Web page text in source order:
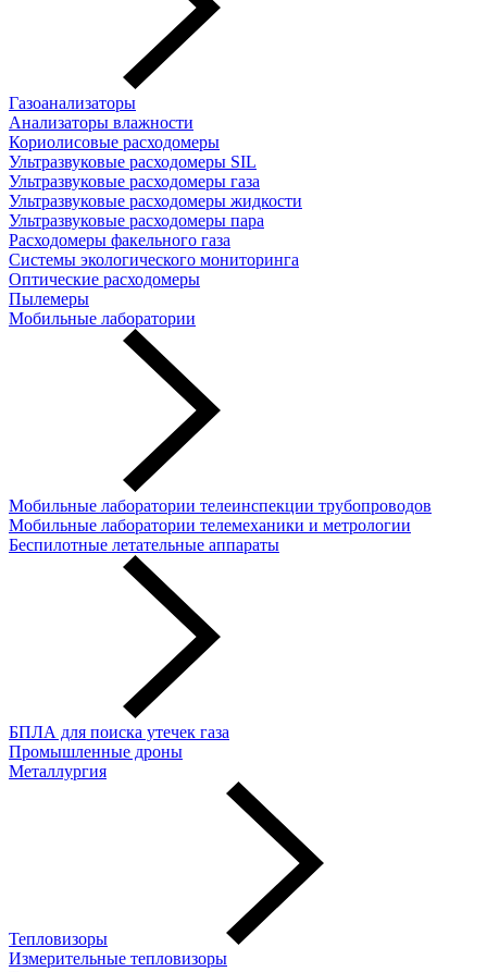
Газоанализаторы
Анализаторы влажности
Кориолисовые расходомеры
Ультразвуковые расходомеры SIL
Ультразвуковые расходомеры газа
Ультразвуковые расходомеры жидкости
Ультразвуковые расходомеры пара
Расходомеры факельного газа
Системы экологического мониторинга
Оптические расходомеры
Пылемеры
Мобильные лаборатории
Мобильные лаборатории телеинспекции трубопроводов
Мобильные лаборатории телемеханики и метрологии
Беспилотные летательные аппараты
БПЛА для поиска утечек газа
Промышленные дроны
Металлургия
Тепловизоры
Измерительные тепловизоры